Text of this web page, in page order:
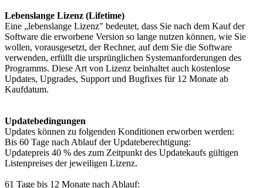
Lebenslange Lizenz (Lifetime)
Eine „lebenslange Lizenz" bedeutet, dass Sie nach dem Kauf der
Software die erworbene Version so lange nutzen können, wie Sie
wollen, vorausgesetzt, der Rechner, auf dem Sie die Software
verwenden, erfüllt die ursprünglichen Systemanforderungen des
Programms. Diese Art von Lizenz beinhaltet auch kostenlose
Updates, Upgrades, Support und Bugfixes für 12 Monate ab
Kaufdatum.
Updatebedingungen
Updates können zu folgenden Konditionen erworben werden:
Bis 60 Tage nach Ablauf der Updateberechtigung:
Updatepreis 40 % des zum Zeitpunkt des Updatekaufs gültigen
Listenpreises der jeweiligen Lizenz.
61 Tage bis 12 Monate nach Ablauf: